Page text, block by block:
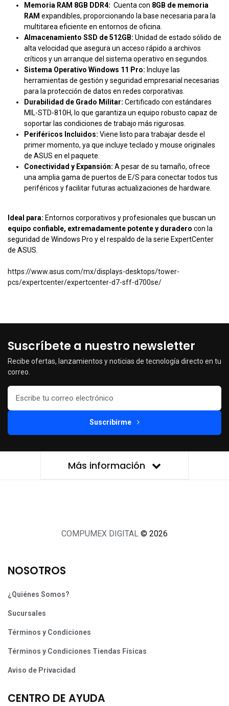
Memoria RAM 8GB DDR4: Cuenta con 8GB de memoria
RAM expandibles, proporcionando la base necesaria para la
multitarea eficiente en entornos de oficina.
Almacenamiento SSD de 512GB: Unidad de estado sólido de
alta velocidad que asegura un acceso rápido a archivos
críticos y un arranque del sistema operativo en segundos.
Sistema Operativo Windows 11 Pro: Incluye las
herramientas de gestión y seguridad empresarial necesarias
para la protección de datos en redes corporativas.
Durabilidad de Grado Militar: Certificado con estándares
MIL-STD-810H, lo que garantiza un equipo robusto capaz de
soportar las condiciones de trabajo más rigurosas.
Periféricos Incluidos: Viene listo para trabajar desde el
primer momento, ya que incluye teclado y mouse originales
de ASUS en el paquete.
Conectividad y Expansión: A pesar de su tamaño, ofrece
una amplia gama de puertos de E/S para conectar todos tus
periféricos y facilitar futuras actualizaciones de hardware.
Ideal para: Entornos corporativos y profesionales que buscan un
equipo confiable, extremadamente potente y duradero con la
seguridad de Windows Pro y el respaldo de la serie ExpertCenter
de ASUS.
https://www.asus.com/mx/displays-desktops/tower-
pcs/expertcenter/expertcenter-d7-sff-d700se/
Suscríbete a nuestro newsletter
Recibe ofertas, lanzamientos y noticias de tecnología directo en tu
correo.
Suscribirme
Más información
COMPUMEX DIGITAL © 2026
NOSOTROS
¿Quiénes Somos?
Sucursales
Términos y Condiciones
Términos y Condiciones Tiendas Físicas
Aviso de Privacidad
CENTRO DE AYUDA